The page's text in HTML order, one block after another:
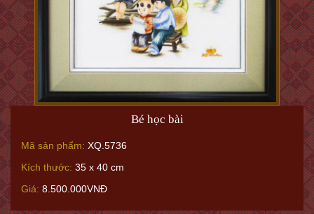
Bé học bài
Mã sản phẩm: XQ.5736
Kích thước: 35 x 40 cm
Giá: 8.500.000VNĐ